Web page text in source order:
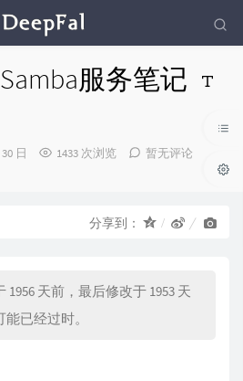
服务笔记
日 1433 次浏览
暂无评论
分享到：
天前，最后修改于 1953 天
已经过时。